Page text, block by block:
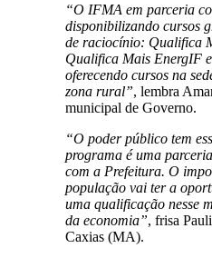
“O IFMA em parceria
disponibilizando cursos
de raciocínio: Qualifica
Qualifica Mais EnergIF
oferecendo cursos na
zona rural”, lembra
municipal de Governo.
“O poder público tem
programa é uma
com a Prefeitura. O
população vai ter a
uma qualificação nesse
da economia”, frisa
Caxias (MA).